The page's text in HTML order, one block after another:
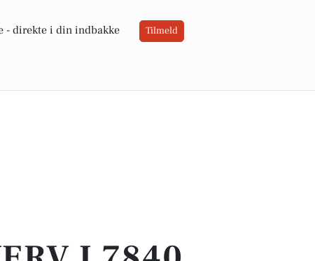
- direkte i din indbakke Tilmeld